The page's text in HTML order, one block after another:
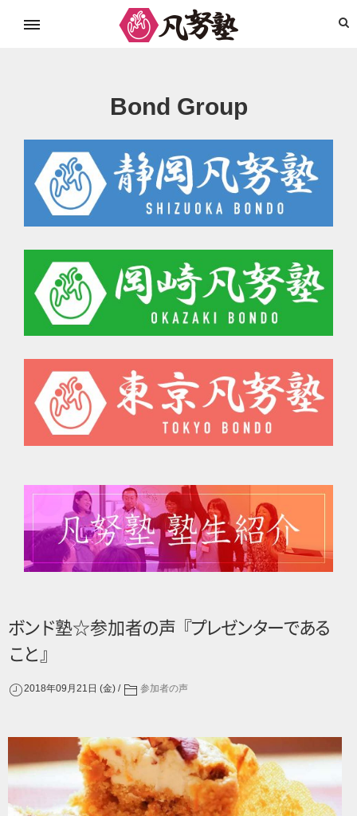
Bond Group
ボンド塾☆参加者の声『プレゼンターである
こ と 』
2018年09月21日 (金) 参加者の声